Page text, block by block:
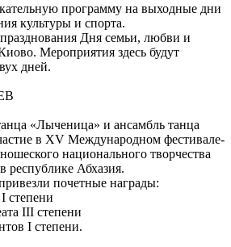
программу на выходные дни
культуры и спорта.
Дня семьи, любви и
Мероприятия здесь будут
дней.
«Лыченица» и ансамбль танца
в XV Международном фестивале-
национального творчества
республике Абхазия.
почетные награды:
степени
III степени
I степени.